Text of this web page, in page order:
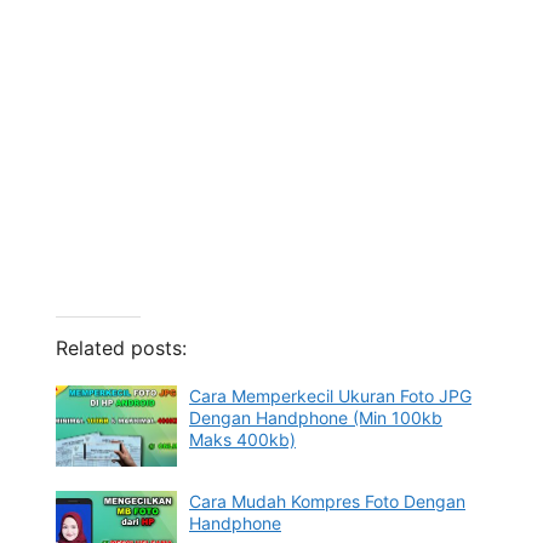
Related posts:
Cara Memperkecil Ukuran Foto JPG
Dengan Handphone (Min 100kb
Maks 400kb)
Cara Mudah Kompres Foto Dengan
Handphone